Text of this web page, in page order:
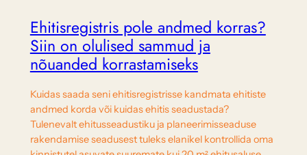
Ehitisregistris pole andmed korras?
Siin on olulised sammud ja
nõuanded korrastamiseks
Kuidas saada seni ehitisregistrisse kandmata ehitiste
andmed korda või kuidas ehitis seadustada?
Tulenevalt ehitusseadustiku ja planeerimisseaduse
rakendamise seadusest tuleks elanikel kontrollida oma